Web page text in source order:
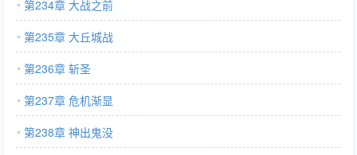
第234章 大战之前
第235章 大丘城战
第236章 斩圣
第237章 危机渐显
第238章 神出鬼没